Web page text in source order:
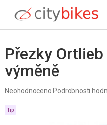
obsah
Přezky
výměně
Průměrné
produktu
Neohodnoceno Podrobnosti
Tip